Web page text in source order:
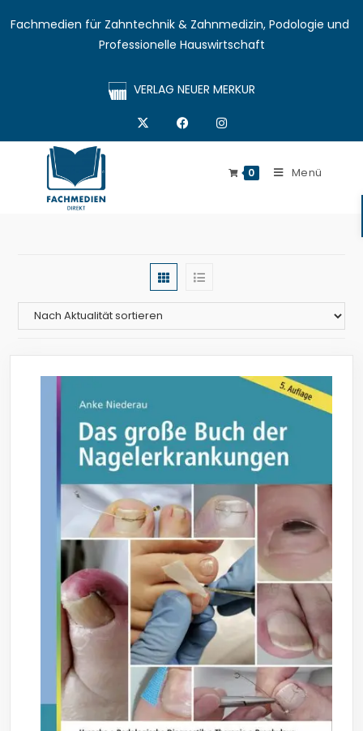
Fachmedien für Zahntechnik & Zahnmedizin, Podologie und
Professionelle Hauswirtschaft
VERLAG NEUER MERKUR
0 Menü